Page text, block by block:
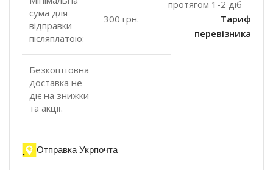
сума для
відправки
післяплатою:
300 грн.
Безкоштовна
доставка не
діє на знижки
та акції.
протягом 1-2 діб
Тариф
перевізника
Отправка Укрпочта